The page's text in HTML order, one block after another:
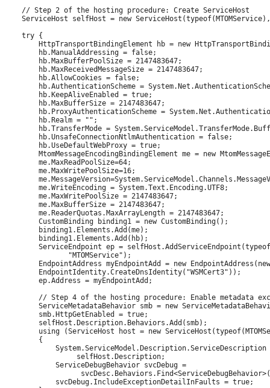
    // Step 2 of the hosting procedure: Create ServiceHost
ServiceHost selfHost = new
    try {
HttpTransportBindingElement hb = new
        hb.ManualAddressing = false;
        hb.MaxBufferPoolSize = 2147483647;
        hb.MaxReceivedMessageSize = 2147483647;
        hb.AllowCookies = false;
hb.AuthenticationScheme =
        hb.KeepAliveEnabled = true;
        hb.MaxBufferSize = 2147483647;
hb.ProxyAuthenticationScheme =
        hb.Realm = "";
hb.TransferMode =
        hb.UnsafeConnectionNtlmAuthentication = false;
        hb.UseDefaultWebProxy = true;
MtomMessageEncodingBindingElement me = new
        me.MaxReadPoolSize=64;
        me.MaxWritePoolSize=16;
        me.WriteEncoding = System.Text.Encoding.UTF8;
        me.MaxWritePoolSize = 2147483647;
        me.MaxBufferSize = 2147483647;
        me.ReaderQuotas.MaxArrayLength = 2147483647;
        CustomBinding binding1 = new CustomBinding();
        binding1.Elements.Add(me);
        binding1.Elements.Add(hb);
ServiceEndpoint ep =
               "MTOMService");
EndpointAddress myEndpointAdd = new
        ep.Address = myEndpointAdd;
// Step 4 of the hosting procedure: Enable metadata
ServiceMetadataBehavior smb = new
        smb.HttpGetEnabled = true;
        selfHost.Description.Behaviors.Add(smb);
using (ServiceHost host = new
        {
                 selfHost.Description;
            ServiceDebugBehavior svcDebug =
            svcDebug.IncludeExceptionDetailInFaults = true;